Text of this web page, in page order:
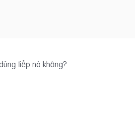
tiếp nó không?